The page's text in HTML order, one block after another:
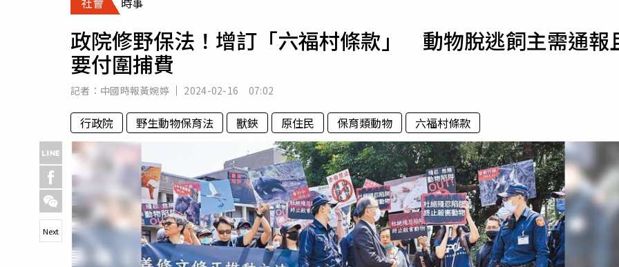
專欄
運勢
政院修野保法！增訂「六福村條款」 動物脫逃飼主需通報
要付圍捕費
記者： 中國時報黃婉婷 2024-02-16 07:02
行政院 野生動物保育法 獸鋏 原住民 保育類動物 六福村條款
Next